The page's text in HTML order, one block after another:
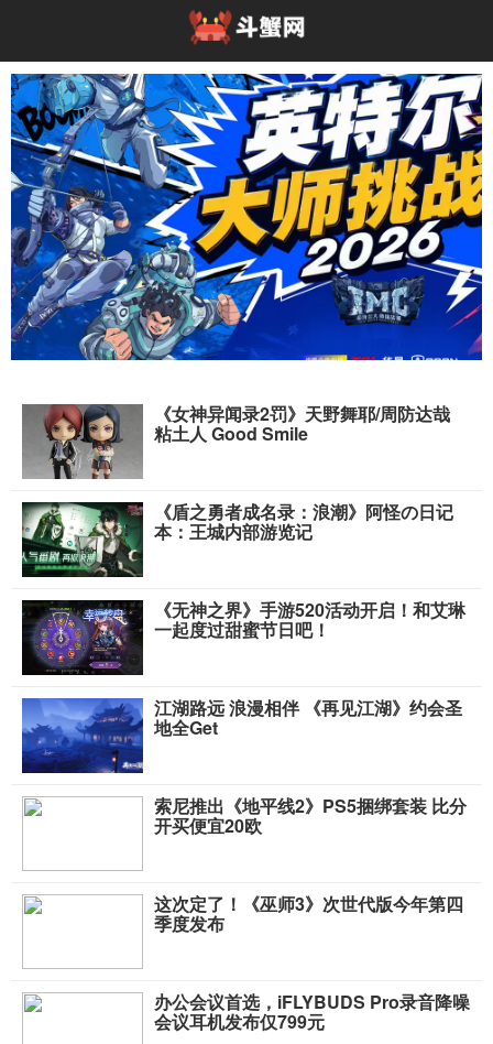
高能开局！英特尔大师挑战赛亮相2026
《女神异闻录2罚》天野舞耶/周防达哉
粘土人 Good Smile
《盾之勇者成名录：浪潮》阿怪の日记
本：王城内部游览记
《无神之界》手游520活动开启！和艾琳
一起度过甜蜜节日吧！
江湖路远 浪漫相伴 《再见江湖》约会圣
地全Get
索尼推出《地平线2》PS5捆绑套装 比分
开买便宜20欧
这次定了！《巫师3》次世代版今年第四
季度发布
办公会议首选，iFLYBUDS Pro录音降噪
会议耳机发布仅799元